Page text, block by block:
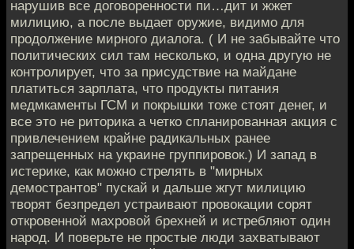
нарушив все договоренности пи…дит и жжет
милицию, а после выдает оружие, видимо для
продолжение мирного диалога. ( И не забывайте что
политических сил там несколько, и одна другую не
контролирует, что за присудствие на майдане
платиться зарплата, что продукты питания
медмкаменты ГСМ и покрышки тоже стоят денег, и
все это не риторика а четко спланированная акция с
привлечением крайне радикальных ранее
запрещенных на украине группировок.) И запад в
истерике, как можно стрелять в "мирных
демострантов" пускай и дальше жгут милицию
творят безпредел устраивают провокации сорят
откровенной махровой брехней и истребляют один
народ. И поверьте не простые люди захватывают